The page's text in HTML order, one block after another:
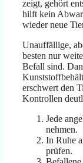
zeigt, gehört
hilft kein
wieder neue
Unauffällige,
besten nur
Befall sind.
erschwert den
Kontrollen
Jede
nehmen.
In Ruhe
prüfen.